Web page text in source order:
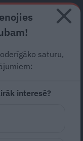
Abonē
saturu,
interesē?